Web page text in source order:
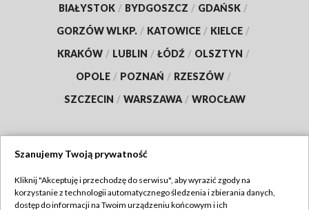
BIAŁYSTOK / BYDGOSZCZ / GDAŃSK /
GORZÓW WLKP. / KATOWICE / KIELCE /
KRAKÓW / LUBLIN / ŁÓDŹ / OLSZTYN /
OPOLE / POZNAŃ / RZESZÓW /
SZCZECIN / WARSZAWA / WROCŁAW
TVP
Szanujemy Twoją prywatność
Kliknij "Akceptuję i przechodzę do serwisu", aby wyrazić zgody na
korzystanie z technologii automatycznego śledzenia i zbierania danych,
dostęp do informacji na Twoim urządzeniu końcowym i ich